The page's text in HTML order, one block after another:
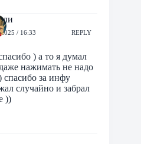
/ 16:33 REPLY
) а то я думал
нажимать не надо
спасибо за инфу
случайно и забрал
))